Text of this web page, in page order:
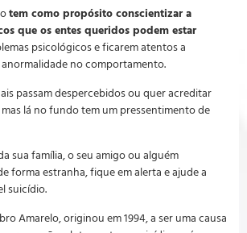
tem como propósito conscientizar a
que os entes queridos podem estar
psicológicos e ficarem atentos a
no comportamento.
passam despercebidos ou quer acreditar
lá no fundo tem um pressentimento de
sua família, o seu amigo ou alguém
forma estranha, fique em alerta e ajude a
suicídio.
Amarelo, originou em 1994, a ser uma causa